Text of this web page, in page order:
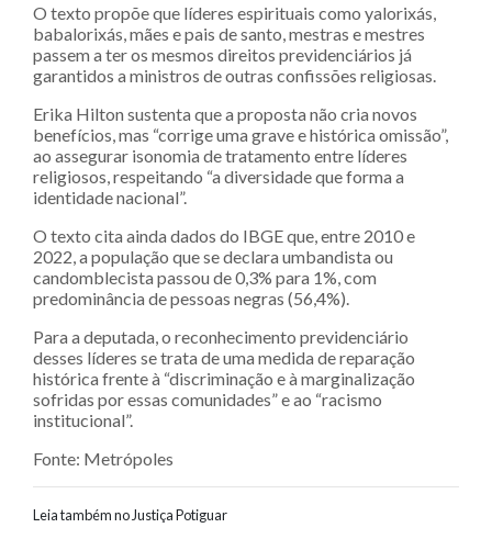
O texto propõe que líderes espirituais como yalorixás,
babalorixás, mães e pais de santo, mestras e mestres
passem a ter os mesmos direitos previdenciários já
garantidos a ministros de outras confissões religiosas.
Erika Hilton sustenta que a proposta não cria novos
benefícios, mas “corrige uma grave e histórica omissão”,
ao assegurar isonomia de tratamento entre líderes
religiosos, respeitando “a diversidade que forma a
identidade nacional”.
O texto cita ainda dados do IBGE que, entre 2010 e
2022, a população que se declara umbandista ou
candomblecista passou de 0,3% para 1%, com
predominância de pessoas negras (56,4%).
Para a deputada, o reconhecimento previdenciário
desses líderes se trata de uma medida de reparação
histórica frente à “discriminação e à marginalização
sofridas por essas comunidades” e ao “racismo
institucional”.
Fonte: Metrópoles
Leia também no Justiça Potiguar